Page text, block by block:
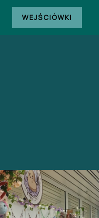
WEJŚCIÓWKI